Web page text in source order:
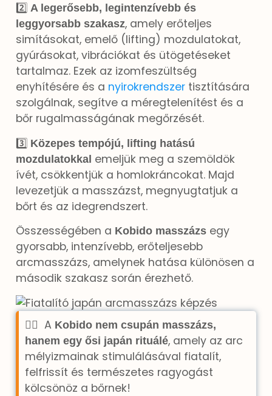
2️⃣ A legerősebb, legintenzívebb és
leggyorsabb szakasz, amely erőteljes
simításokat, emelő (lifting) mozdulatokat,
gyúrásokat, vibrációkat és ütögetéseket
tartalmaz. Ezek az izomfeszültség
enyhítésére és a nyirokrendszer tisztítására
szolgálnak, segítve a méregtelenítést és a
bőr rugalmasságának megőrzését.
3️⃣ Közepes tempójú, lifting hatású
mozdulatokkal emeljük meg a szemöldök
ívét, csökkentjük a homlokráncokat. Majd
levezetjük a masszázst, megnyugtatjuk a
bőrt és az idegrendszert.
Összességében a Kobido masszázs egy
gyorsabb, intenzívebb, erőteljesebb
arcmasszázs, amelynek hatása különösen a
második szakasz során érezhető.
💆‍♀️ A Kobido nem csupán masszázs,
hanem egy ősi japán rituálé, amely az arc
mélyizmainak stimulálásával fiatalít,
felfrissít és természetes ragyogást
kölcsönöz a bőrnek!